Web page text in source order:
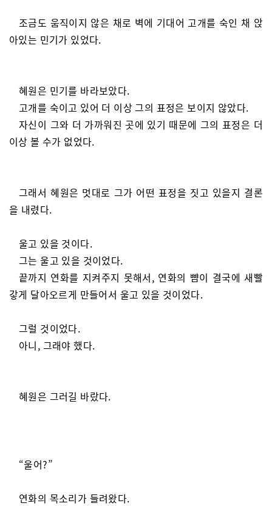
조금도 움직이지 않은 채로 벽에 기대어 고개를 숙인 채 앉
아있는 민기가 있었다.
혜원은 민기를 바라보았다.
고개를 숙이고 있어 더 이상 그의 표정은 보이지 않았다.
자신이 그와 더 가까워진 곳에 있기 때문에 그의 표정은 더
이상 볼 수가 없었다.
그래서 혜원은 멋대로 그가 어떤 표정을 짓고 있을지 결론
을 내렸다.
울고 있을 것이다.
그는 울고 있을 것이었다.
끝까지 연화를 지켜주지 못해서, 연화의 뺨이 결국에 새빨
갛게 달아오르게 만들어서 울고 있을 것이었다.
그럴 것이었다.
아니, 그래야 했다.
혜원은 그러길 바랐다.
“울어?”
연화의 목소리가 들려왔다.